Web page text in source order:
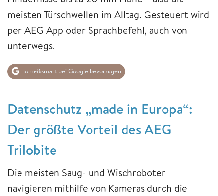
meisten Türschwellen im Alltag. Gesteuert wird
per AEG App oder Sprachbefehl, auch von
unterwegs.
home&smart bei Google bevorzugen
Datenschutz „made in Europa“:
Der größte Vorteil des AEG
Trilobite
Die meisten Saug- und Wischroboter
navigieren mithilfe von Kameras durch die